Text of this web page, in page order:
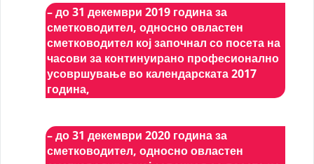
– до 31 декември 2019 година за
сметководител, односно овластен
сметководител кој започнал со посета на
часови за континуирано професионално
усовршување во календарската 2017
година,
– до 31 декември 2020 година за
сметководител, односно овластен